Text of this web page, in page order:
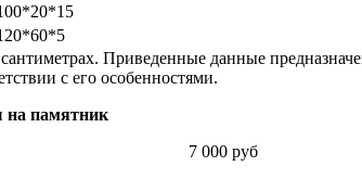
Приведенные данные
с его особенностями.
на памятник
7 000 руб